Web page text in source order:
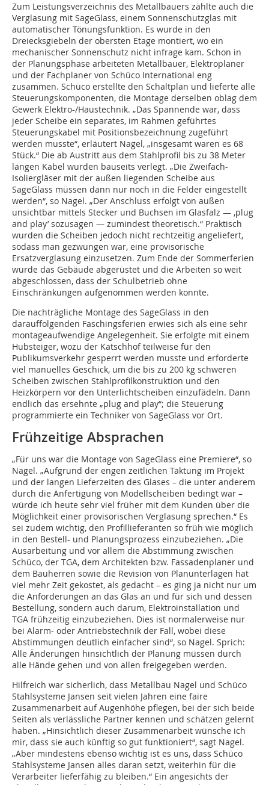
Zum Leistungsverzeichnis des Metallbauers zählte auch die
Verglasung mit SageGlass, einem Sonnenschutzglas mit
automatischer Tönungsfunktion. Es wurde in den
Dreiecksgiebeln der obersten Etage montiert, wo ein
mechanischer Sonnenschutz nicht infrage kam. Schon in
der Planungsphase arbeiteten Metallbauer, Elektroplaner
und der Fachplaner von Schüco International eng
zusammen. Schüco erstellte den Schaltplan und lieferte alle
Steuerungskomponenten, die Montage derselben oblag dem
Gewerk Elektro-/Haustechnik. „Das Spannende war, dass
jeder Scheibe ein separates, im Rahmen geführtes
Steuerungskabel mit Positionsbezeichnung zugeführt
werden musste“, erläutert Nagel, „insgesamt waren es 68
Stück.“ Die ab Austritt aus dem Stahlprofil bis zu 38 Meter
langen Kabel wurden bauseits verlegt. „Die Zweifach-
Isoliergläser mit der außen liegenden Scheibe aus
SageGlass müssen dann nur noch in die Felder eingestellt
werden“, so Nagel. „Der Anschluss erfolgt von außen
unsichtbar mittels Stecker und Buchsen im Glasfalz — ‚plug
and play’ sozusagen — zumindest theoretisch.“ Praktisch
wurden die Scheiben jedoch nicht rechtzeitig angeliefert,
sodass man gezwungen war, eine provisorische
Ersatzverglasung einzusetzen. Zum Ende der Sommerferien
wurde das Gebäude abgerüstet und die Arbeiten so weit
abgeschlossen, dass der Schulbetrieb ohne
Einschränkungen aufgenommen werden konnte.
Die nachträgliche Montage des SageGlass in den
darauffolgenden Faschingsferien erwies sich als eine sehr
montageaufwendige Angelegenheit. Sie erfolgte mit einem
Hubsteiger, wozu der Katschhof teilweise für den
Publikumsverkehr gesperrt werden musste und erforderte
viel manuelles Geschick, um die bis zu 200 kg schweren
Scheiben zwischen Stahlprofilkonstruktion und den
Heizkörpern vor den Unterlichtscheiben einzufädeln. Dann
endlich das ersehnte „plug and play“; die Steuerung
programmierte ein Techniker von SageGlass vor Ort.
Frühzeitige Absprachen
„Für uns war die Montage von SageGlass eine Premiere“, so
Nagel. „Aufgrund der engen zeitlichen Taktung im Projekt
und der langen Lieferzeiten des Glases – die unter anderem
durch die Anfertigung von Modellscheiben bedingt war –
würde ich heute sehr viel früher mit dem Kunden über die
Möglichkeit einer provisorischen Verglasung sprechen.“ Es
sei zudem wichtig, den Profillieferanten so früh wie möglich
in den Bestell- und Planungsprozess einzubeziehen. „Die
Ausarbeitung und vor allem die Abstimmung zwischen
Schüco, der TGA, dem Architekten bzw. Fassadenplaner und
dem Bauherren sowie die Revision von Planunterlagen hat
viel mehr Zeit gekostet, als gedacht – es ging ja nicht nur um
die Anforderungen an das Glas an und für sich und dessen
Bestellung, sondern auch darum, Elektroinstallation und
TGA frühzeitig einzubeziehen. Dies ist normalerweise nur
bei Alarm- oder Antriebstechnik der Fall, wobei diese
Abstimmungen deutlich einfacher sind“, so Nagel. Sprich:
Alle Änderungen hinsichtlich der Planung müssen durch
alle Hände gehen und von allen freigegeben werden.
Hilfreich war sicherlich, dass Metallbau Nagel und Schüco
Stahlsysteme Jansen seit vielen Jahren eine faire
Zusammenarbeit auf Augenhöhe pflegen, bei der sich beide
Seiten als verlässliche Partner kennen und schätzen gelernt
haben. „Hinsichtlich dieser Zusammenarbeit wünsche ich
mir, dass sie auch künftig so gut funktioniert“, sagt Nagel.
„Aber mindestens ebenso wichtig ist es uns, dass Schüco
Stahlsysteme Jansen alles daran setzt, weiterhin für die
Verarbeiter lieferfähig zu bleiben.“ Ein angesichts der